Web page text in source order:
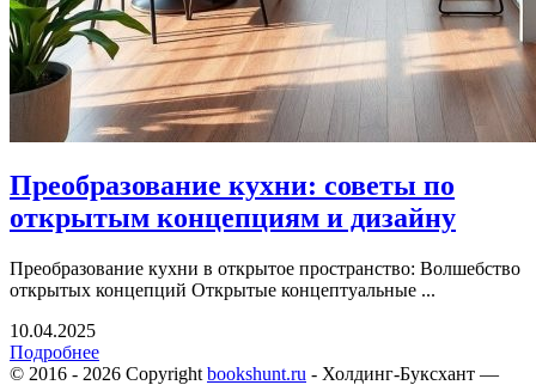
Преобразование кухни: советы по
открытым концепциям и дизайну
Преобразование кухни в открытое пространство: Волшебство
открытых концепций Открытые концептуальные ...
10.04.2025
Подробнее
© 2016 - 2026 Copyright bookshunt.ru - Холдинг-Буксхант —